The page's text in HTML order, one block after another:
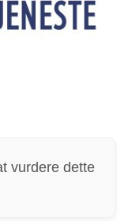
vurdere dette